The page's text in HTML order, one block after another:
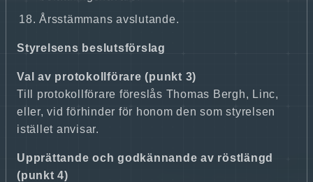
Årsstämmans avslutande.
Styrelsens beslutsförslag
Val av protokollförare (punkt 3)
Till protokollförare föreslås Thomas Bergh, Linc,
eller, vid förhinder för honom den som styrelsen
istället anvisar.
Upprättande och godkännande av röstlängd
(punkt 4)